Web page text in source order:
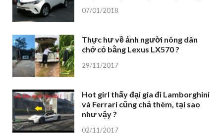
07/01/2018
Thực hư về ảnh người nông dân
chở cỏ bằng Lexus LX570 ?
29/11/2017
Hot girl thấy đại gia đi Lamborghini
và Ferrari cũng chả thèm, tại sao
như vậy ?
02/11/2017